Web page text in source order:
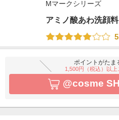
Mマークシリーズ
アミノ酸あわ洗顔料
ポイントがたま
1,500円（税込）以
@cosme